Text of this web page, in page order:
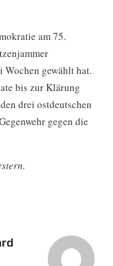
am 75.
Wochen gewählt hat.
bis zur Klärung
drei ostdeutschen
gegen die